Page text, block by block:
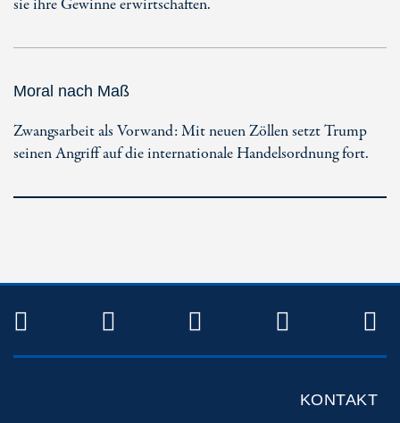
sie ihre Gewinne erwirtschaften.
Moral nach Maß
Zwangsarbeit als Vorwand: Mit neuen Zöllen setzt Trump
seinen Angriff auf die internationale Handelsordnung fort.
TWITTERFACEBOOKINSTAGRAM
KONTAKT